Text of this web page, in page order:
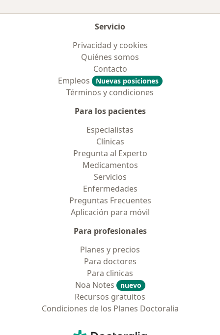
Servicio
Privacidad y cookies
Quiénes somos
Contacto
Empleos
Nuevas posiciones
Términos y condiciones
Para los pacientes
Especialistas
Clínicas
Pregunta al Experto
Medicamentos
Servicios
Enfermedades
Preguntas Frecuentes
Aplicación para móvil
Para profesionales
Planes y precios
Para doctores
Para clinicas
Noa Notes
nuevo
Recursos gratuitos
Condiciones de los Planes Doctoralia
Doctoralia - Página de inicio